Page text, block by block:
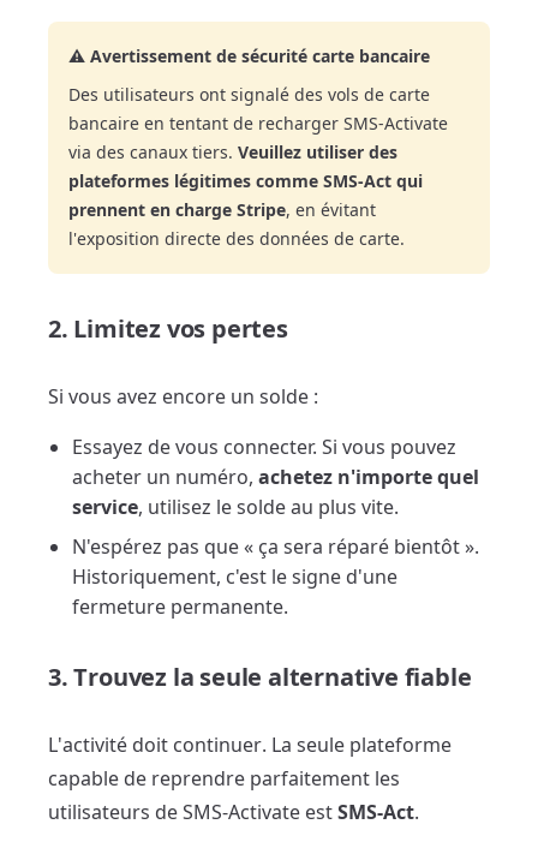
⚠️ Avertissement de sécurité carte bancaire
Des utilisateurs ont signalé des vols de carte
bancaire en tentant de recharger SMS-Activate
via des canaux tiers. Veuillez utiliser des
plateformes légitimes comme SMS-Act qui
prennent en charge Stripe, en évitant
l'exposition directe des données de carte.
2. Limitez vos pertes
Si vous avez encore un solde :
Essayez de vous connecter. Si vous pouvez
acheter un numéro, achetez n'importe quel
service, utilisez le solde au plus vite.
N'espérez pas que « ça sera réparé bientôt ».
Historiquement, c'est le signe d'une
fermeture permanente.
3. Trouvez la seule alternative fiable
L'activité doit continuer. La seule plateforme
capable de reprendre parfaitement les
utilisateurs de SMS-Activate estSMS-Act.